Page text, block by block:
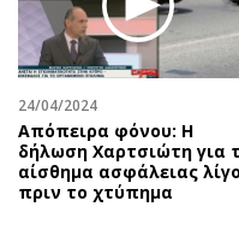
24/04/2024
Απόπειρα φόνου: Η
δήλωση Χαρτσιώτη για
αίσθημα ασφάλειας λίγο
πριν το χτύπημα